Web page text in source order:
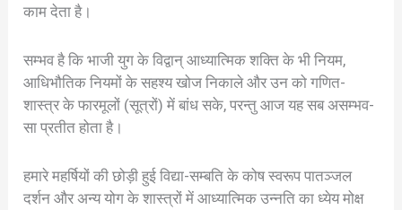
काम देता है।
सम्भव है कि भाजी युग के विद्वान् आध्यात्मिक शक्ति के भी नियम,
आधिभौतिक नियमों के सहश्य खोज निकाले और उन को गणित-
शास्त्र के फारमूलों (सूत्रों) में बांध सके, परन्तु आज यह सब असम्भव-
सा प्रतीत होता है।
हमारे महर्षियों की छोड़ी हुई विद्या-सम्बति के कोष स्वरूप पातञ्जल
दर्शन और अन्य योग के शास्त्रों में आध्यात्मिक उन्नति का ध्येय मोक्ष